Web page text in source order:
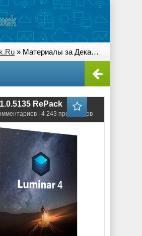
» Материалы за Декабрь 2019 года
RePack
| 4 243 просмотров